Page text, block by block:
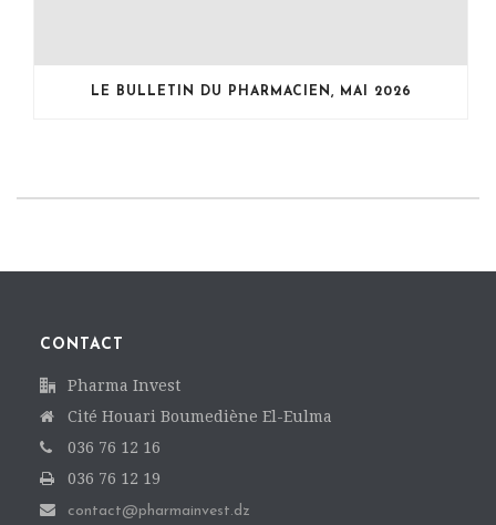
LE BULLETIN DU PHARMACIEN, MAI 2026
CONTACT
Pharma Invest
Cité Houari Boumediène El-Eulma
036 76 12 16
036 76 12 19
contact@pharmainvest.dz